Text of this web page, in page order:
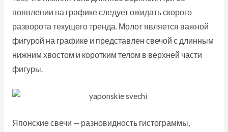
появлении на графике следует ожидать скорого
разворота текущего тренда. Молот является важной
фигурой на графике и представлен свечой с длинным
нижним хвостом и коротким телом в верхней части
фигуры.
Японские свечи — разновидность гистограммы,